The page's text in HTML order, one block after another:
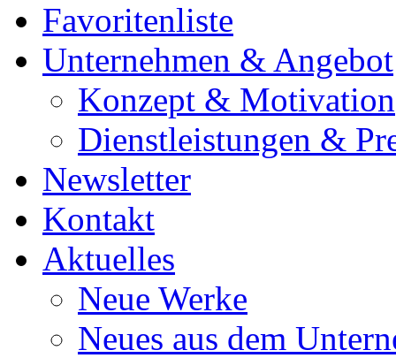
Favoritenliste
Unternehmen & Angebot
Konzept & Motivation
Dienstleistungen &
Newsletter
Kontakt
Aktuelles
Neue Werke
Neues aus dem